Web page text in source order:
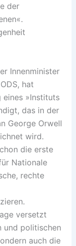
der
Innenminister
hat
eines »Instituts
das in der
George Orwell
wird.
die erste
Nationale
rechte
versetzt
und politischen
auch die